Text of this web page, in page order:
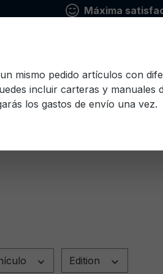
Máxima
Griego Italiano
Edition
mismo pedido artículos con
incluir carteras y manuales
los gastos de envío una vez.